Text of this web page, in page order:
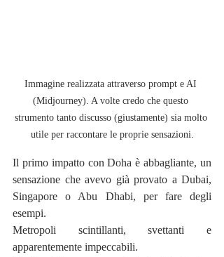
Immagine realizzata attraverso prompt e AI
(Midjourney). A volte credo che questo
strumento tanto discusso (giustamente) sia molto
utile per raccontare le proprie sensazioni.
Il primo impatto con Doha è abbagliante, un
sensazione che avevo già provato a Dubai,
Singapore o Abu Dhabi, per fare degli
esempi.
Metropoli scintillanti, svettanti e
apparentemente impeccabili.